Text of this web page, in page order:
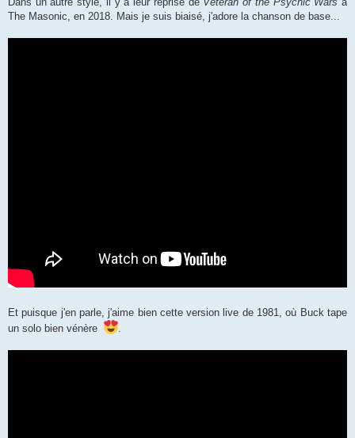
The Masonic, en 2018. Mais je suis biaisé, j'adore la chanson de base...
Et puisque j'en parle, j'aime bien cette version live de 1981, où Buck tape
un solo bien vénère